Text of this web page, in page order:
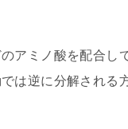
アミノ酸を配合し
は逆に分解される